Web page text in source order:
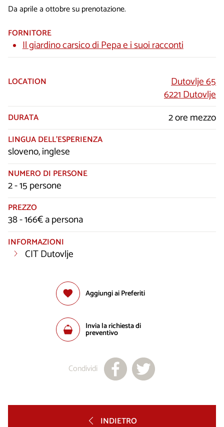
Da aprile a ottobre su prenotazione.
FORNITORE
Il giardino carsico di Pepa e i suoi racconti
LOCATION
Dutovlje 65
6221 Dutovlje
DURATA 2 ore mezzo
LINGUA DELL’ESPERIENZA
sloveno, inglese
NUMERO DI PERSONE
2 - 15 persone
PREZZO
38 - 166€ a persona
INFORMAZIONI
CIT Dutovlje
Aggiungi ai Preferiti
Invia la richiesta di
preventivo
Condividi
INDIETRO